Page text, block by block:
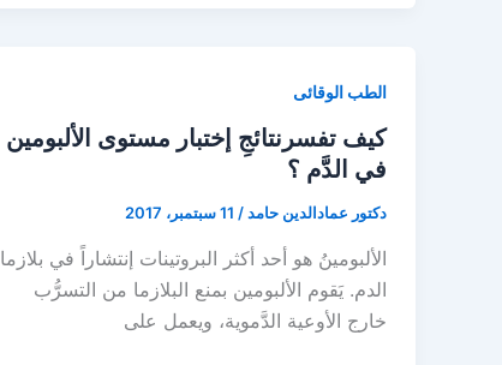
الطب الوقائى
كيف تفسرنتائجِ إختبار مستوى الألبومين
في الدَّم ؟
دكتور عمادالدين حامد/ 11 سبتمبر، 2017
الألبومينُ هو أحد أكثر البروتينات إنتشاراً في بلازما
الدم. يَقوم الألبومين بمنع البلازما من التسرُّب
خارج الأوعية الدَّموية، ويعمل على